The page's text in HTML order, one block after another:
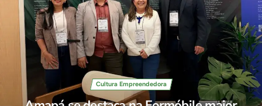
Cultura Empreendedora